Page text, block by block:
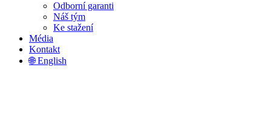
Odborní garanti
Náš tým
Ke stažení
Média
Kontakt
🌐 English